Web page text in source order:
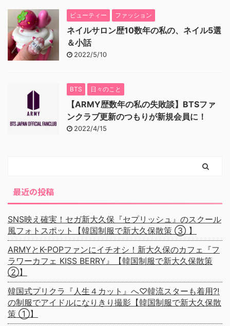
ビューティー ファッション
ネイルサロン歴10数年の私の、ネイル5選
＆小話
2022/5/10
BTS 日々のこと
【ARMY歴数年の私の失敗談】BTSファ
ンクラブ更新のつもりが新規会員に！
2022/4/15
最近の投稿
SNS映え確実！セガ新大久保『セプリッシュ』のスクール
風フォトスポット【韓国制服で新大久保散策 ③ 】
ARMYとK-POPファンにイチオシ！新大久保のカフェ『フ
ラワーカフェ KISS BERRY』【韓国制服で新大久保散策
②】
韓国式プリクラ『人生４カット』へ♡韓流スターも着用⁈
の制服でアイドルになりきり撮影【韓国制服で新大久保散
策 ①】